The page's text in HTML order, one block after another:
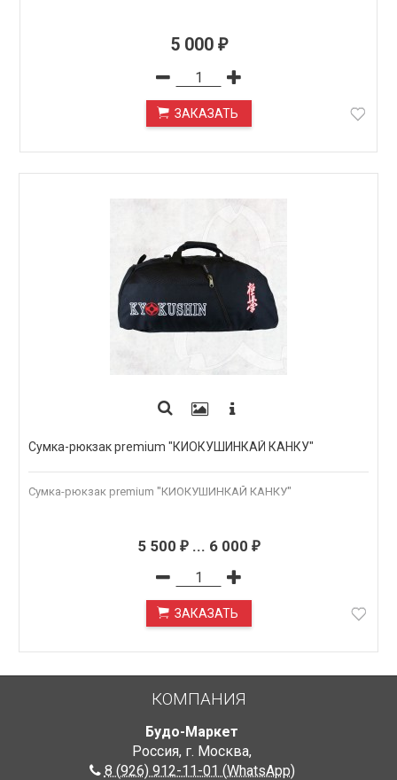
5 000 ₽
ЗАКАЗАТЬ
Сумка-рюкзак premium "КИОКУШИНКАЙ КАНКУ"
Сумка-рюкзак premium "КИОКУШИНКАЙ КАНКУ"
5 500 ₽... 6 000 ₽
ЗАКАЗАТЬ
КОМПАНИЯ
Будо-Маркет
Россия, г. Москва,
8 (926) 912-11-01 (WhatsApp)